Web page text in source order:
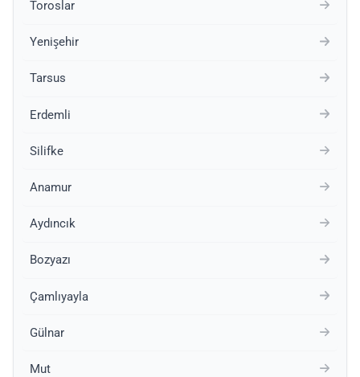
Toroslar
Yenişehir
Tarsus
Erdemli
Silifke
Anamur
Aydıncık
Bozyazı
Çamlıyayla
Gülnar
Mut